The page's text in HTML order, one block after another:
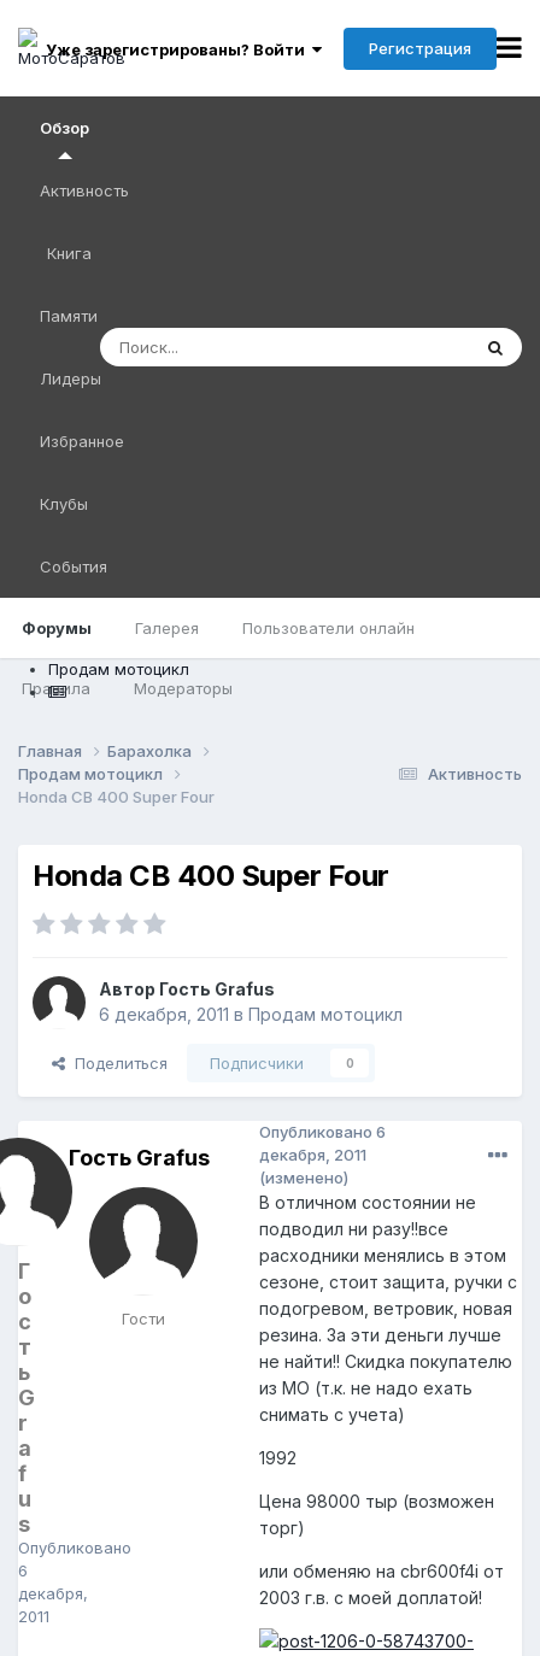
Уже зарегистрированы? Войти Регистрация
Обзор
Форумы Галерея Пользователи онлайн
Правила Модераторы
Активность
Книга
Памяти
Лидеры
Избранное
Клубы
События
Продам мотоцикл
Активность
Главная
Барахолка
Продам мотоцикл
Honda CB 400 Super Four
Honda CB 400 Super Four
Автор Гость Grafus
6 декабря, 2011 в Продам мотоцикл
Поделиться Подписчики 0
Г
о
с
т
ь
G
r
a
f
u
s
Опубликовано
6
декабря,
2011
Гость Grafus
Гости
Опубликовано 6
декабря, 2011
(изменено)
В отличном состоянии не
подводил ни разу!!все
расходники менялись в этом
сезоне, стоит защита, ручки с
подогревом, ветровик, новая
резина. За эти деньги лучше
не найти!! Скидка покупателю
из МО (т.к. не надо ехать
снимать с учета)
1992
Цена 98000 тыр (возможен
торг)
или обменяю на cbr600f4i от
2003 г.в. с моей доплатой!